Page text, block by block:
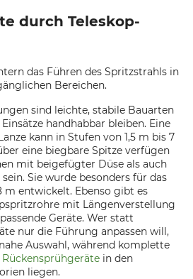
durch Teleskop-
das Führen des Spritzstrahls in
Bereichen.
sind leichte, stabile Bauarten
handhabbar bleiben. Eine
kann in Stufen von 1,5 m bis 7
eine biegbare Spitze verfügen
mit beigefügter Düse als auch
Sie wurde besonders für das
m entwickelt. Ebenso gibt es
mit Längenverstellung
Geräte. Wer statt
nur die Führung anpassen will,
Auswahl, während komplette
Rückensprühgeräte in den
liegen.